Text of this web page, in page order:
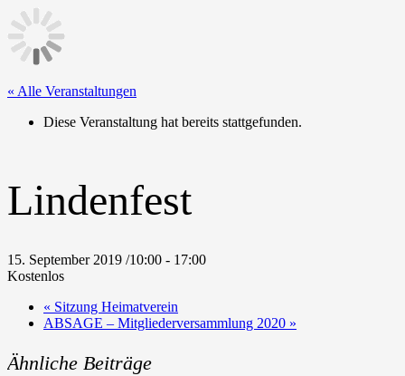
« Alle Veranstaltungen
Diese Veranstaltung hat bereits stattgefunden.
Lindenfest
15. September 2019 /10:00 - 17:00
Kostenlos
« Sitzung Heimatverein
ABSAGE – Mitgliederversammlung 2020 »
Ähnliche Beiträge